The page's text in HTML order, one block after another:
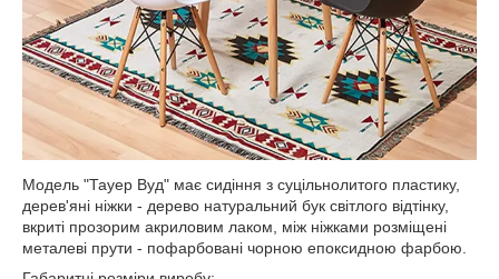
Модель "Тауер Вуд" має сидіння з суцільнолитого пластику,
дерев'яні ніжки - дерево натуральний бук світлого відтінку,
вкриті прозорим акриловим лаком, між ніжками розміщені
металеві прути - пофарбовані чорною епоксидною фарбою.